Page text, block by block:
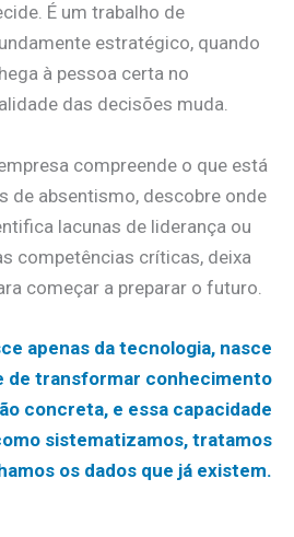
É um trabalho de
estratégico, quando
à pessoa certa no
das decisões muda.
compreende o que está
de absentismo, descobre onde
lacunas de liderança ou
competências críticas, deixa
começar a preparar o futuro.
apenas da tecnologia, nasce
de transformar conhecimento
concreta, e essa capacidade
sistematizamos, tratamos
os dados que já existem.